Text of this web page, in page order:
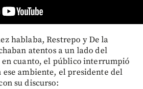
hablaba, Restrepo y De la
atentos a un lado del
en cuanto, el público interrumpió
ese ambiente, el presidente del
su discurso: